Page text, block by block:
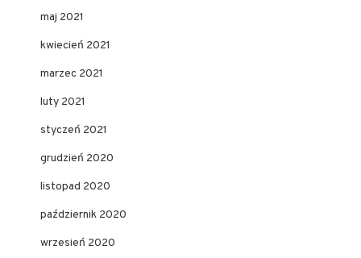
maj 2021
kwiecień 2021
marzec 2021
luty 2021
styczeń 2021
grudzień 2020
listopad 2020
październik 2020
wrzesień 2020